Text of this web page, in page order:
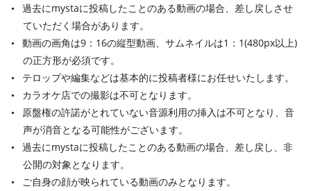
過去にmystaに投稿したことのある動画の場合、差し戻しさせ
ていただく場合があります。
動画の画角は9：16の縦型動画、サムネイルは1：1(480px以上)
の正方形が必須です。
テロップや編集などは基本的に投稿者様にお任せいたします。
カラオケ店での撮影は不可となります。
原盤権の許諾がとれていない音源利用の挿入は不可となり、音
声が消音となる可能性がございます。
過去にmystaに投稿したことのある動画の場合、差し戻し、非
公開の対象となります。
ご自身の顔が映られている動画のみとなります。